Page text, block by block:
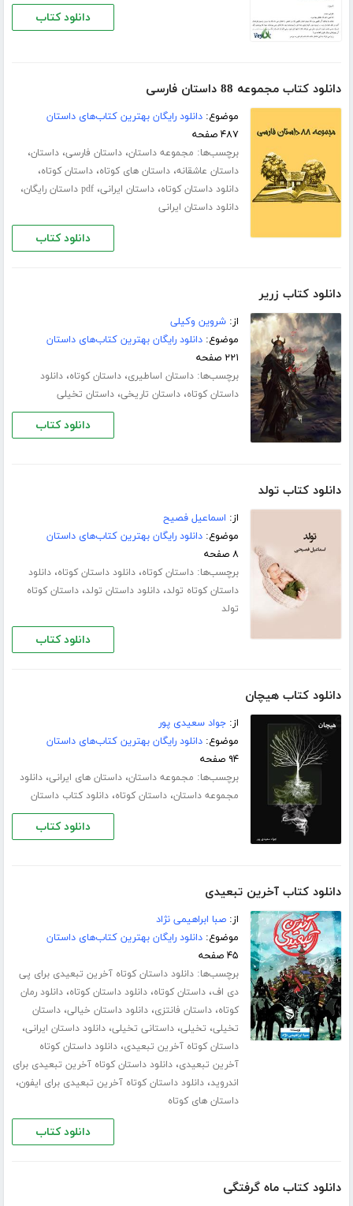
دانلود کتاب
دانلود کتاب مجموعه 88 داستان فارسی
موضوع:دانلود رایگان بهترین کتاب‌های داستان
۴۸۷ صفحه
برچسب‌ها: مجموعه داستان،داستان فارسی،داستان،
داستان عاشقانه،داستان های کوتاه،داستان کوتاه،
دانلود داستان کوتاه،داستان ایرانی،pdf داستان رایگان ،
دانلود داستان ایرانی
دانلود کتاب
دانلود کتاب زریر
از:شروین وکیلی
موضوع:دانلود رایگان بهترین کتاب‌های داستان
۲۲۱ صفحه
برچسب‌ها:داستان اساطیری،داستان کوتاه،دانلود
داستان کوتاه،داستان تاریخی،داستان تخیلی
دانلود کتاب
دانلود کتاب تولد
از: اسماعیل فصیح
موضوع:دانلود رایگان بهترین کتاب‌های داستان
۸ صفحه
برچسب‌ها:داستان کوتاه،دانلود داستان کوتاه،دانلود
داستان کوتاه تولد،دانلود داستان تولد،داستان کوتاه
تولد
دانلود کتاب
دانلود کتاب هیچان
از:جواد سعیدی پور
موضوع:دانلود رایگان بهترین کتاب‌های داستان
۹۴ صفحه
برچسب‌ها: مجموعه داستان،داستان های ایرانی،دانلود
مجموعه داستان،داستان کوتاه،دانلود کتاب داستان
دانلود کتاب
دانلود کتاب آخرین تبعیدی
از:صبا ابراهیمی نژاد
موضوع:دانلود رایگان بهترین کتاب‌های داستان
۴۵ صفحه
برچسب‌ها:دانلود داستان کوتاه آخرین تبعیدی برای پی
دی اف،داستان کوتاه،دانلود داستان کوتاه،دانلود رمان
کوتاه،داستان فانتزی،دانلود داستان خیالی،داستان
تخیلی، تخیلی،داستانی تخیلی،دانلود داستان ایرانی،
داستان کوتاه آخرین تبعیدی،دانلود داستان کوتاه
آخرین تبعیدی،دانلود داستان کوتاه آخرین تبعیدی برای
اندروید،دانلود داستان کوتاه آخرین تبعیدی برای ایفون،
داستان های کوتاه
دانلود کتاب
دانلود کتاب ماه گرفتگی